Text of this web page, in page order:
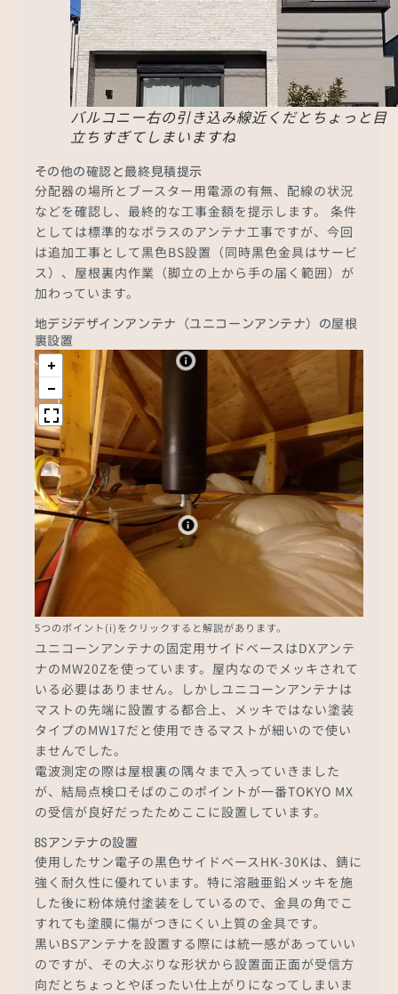
バルコニー右の引き込み線近くだとちょっと目
立ちすぎてしまいますね
その他の確認と最終見積提示
分配器の場所とブースター用電源の有無、配線の状況
などを確認し、最終的な工事金額を提示します。 条件
としては標準的なポラスのアンテナ工事ですが、今回
は追加工事として黒色BS設置（同時黒色金具はサービ
ス）、屋根裏内作業（脚立の上から手の届く範囲）が
加わっています。
地デジデザインアンテナ（ユニコーンアンテナ）の屋根
裏設置
5つのポイント(i)をクリックすると解説があります。
ユニコーンアンテナの固定用サイドベースはDXアンテ
ナのMW20Zを使っています。屋内なのでメッキされて
いる必要はありません。しかしユニコーンアンテナは
マストの先端に設置する都合上、メッキではない塗装
タイプのMW17だと使用できるマストが細いので使い
ませんでした。
電波測定の際は屋根裏の隅々まで入っていきました
が、結局点検口そばのこのポイントが一番TOKYO MX
の受信が良好だったためここに設置しています。
BSアンテナの設置
使用したサン電子の黒色サイドベースHK-30Kは、錆に
強く耐久性に優れています。特に溶融亜鉛メッキを施
した後に粉体焼付塗装をしているので、金具の角でこ
すれても塗膜に傷がつきにくい上質の金具です。
黒いBSアンテナを設置する際には統一感があっていい
のですが、その大ぶりな形状から設置面正面が受信方
向だとちょっとやぼったい仕上がりになってしまいま